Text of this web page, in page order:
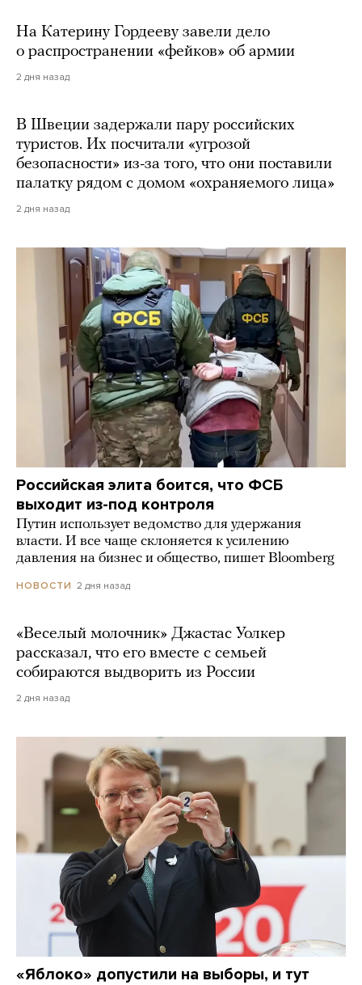
На Катерину Гордееву завели дело
о распространении «фейков» об армии
2 дня назад
В Швеции задержали пару российских
туристов. Их посчитали «угрозой
безопасности» из-за того, что они поставили
палатку рядом с домом «охраняемого лица»
2 дня назад
Российская элита боится, что ФСБ
выходит из-под контроля
Путин использует ведомство для удержания
власти. И все чаще склоняется к усилению
давления на бизнес и общество, пишет Bloomberg
НОВОСТИ 2 дня назад
«Веселый молочник» Джастас Уолкер
рассказал, что его вместе с семьей
собираются выдворить из России
2 дня назад
«Яблоко» допустили на выборы, и тут